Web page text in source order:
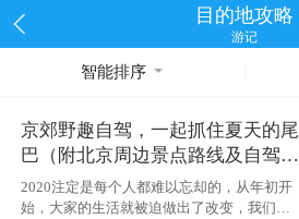
目的地攻略
游记
智能排序
京郊野趣自驾，一起抓住夏天的尾
巴（附北京周边景点路线及自驾攻
略）
2020注定是每个人都难以忘却的，从年初开
始，大家的生活就被迫做出了改变，我们也